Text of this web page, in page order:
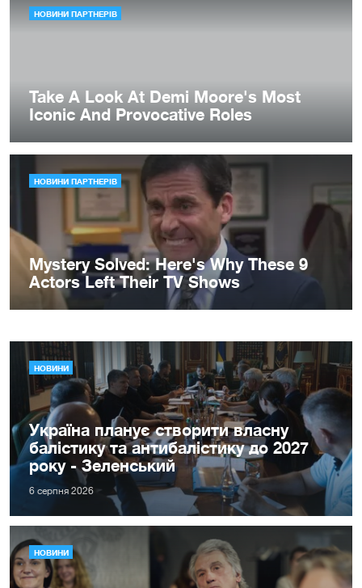
НОВИНИ
Україна планує створити власну
балістику та антибалістику до 2027
року - Зеленський
6 серпня 2026
НОВИНИ